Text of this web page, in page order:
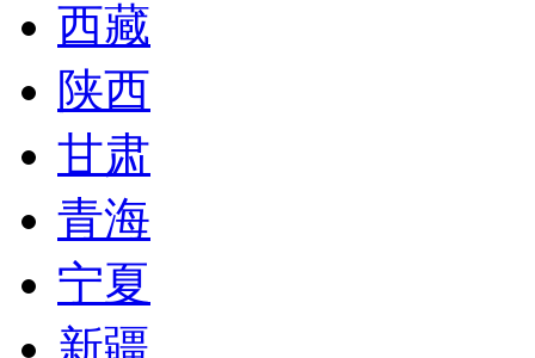
西藏
陕西
甘肃
青海
宁夏
新疆